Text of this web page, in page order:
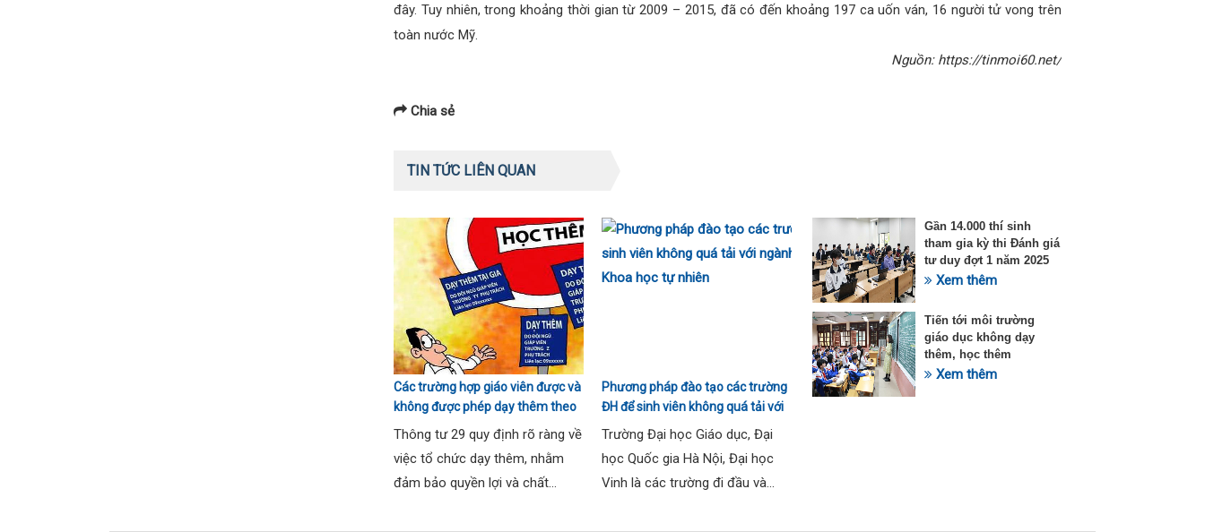
đây. Tuy nhiên, trong khoảng thời gian từ 2009 – 2015, đã có đến khoảng 197 ca uốn ván, 16 người tử vong trên
toàn nước Mỹ.
Nguồn: https://tinmoi60.net/
Chia sẻ
TIN TỨC LIÊN QUAN
Các trường hợp giáo viên được và
không được phép dạy thêm theo
Thông tư 29
Thông tư 29 quy định rõ ràng về
việc tổ chức dạy thêm, nhằm
đảm bảo quyền lợi và chất...
Phương pháp đào tạo các trường
ĐH để sinh viên không quá tải với
ngành Sư phạm Khoa học tự
Trường Đại học Giáo dục, Đại
học Quốc gia Hà Nội, Đại học
Vinh là các trường đi đầu và...
Gần 14.000 thí sinh
tham gia kỳ thi Đánh giá
tư duy đợt 1 năm 2025
Xem thêm
Tiến tới môi trường
giáo dục không dạy
thêm, học thêm
Xem thêm